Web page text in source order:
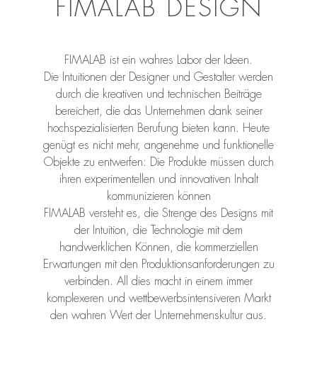
FIMALAB DESIGN
FIMALAB ist ein wahres Labor der Ideen.
Die Intuitionen der Designer und Gestalter werden
durch die kreativen und technischen Beiträge
bereichert, die das Unternehmen dank seiner
hochspezialisierten Berufung bieten kann. Heute
genügt es nicht mehr, angenehme und funktionelle
Objekte zu entwerfen: Die Produkte müssen durch
ihren experimentellen und innovativen Inhalt
kommunizieren können
FIMALAB versteht es, die Strenge des Designs mit
der Intuition, die Technologie mit dem
handwerklichen Können, die kommerziellen
Erwartungen mit den Produktionsanforderungen zu
verbinden. All dies macht in einem immer
komplexeren und wettbewerbsintensiveren Markt
den wahren Wert der Unternehmenskultur aus.